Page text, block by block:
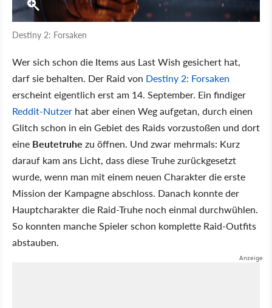
Destiny 2: Forsaken
Wer sich schon die Items aus Last Wish gesichert hat,
darf sie behalten. Der Raid von Destiny 2: Forsaken
erscheint eigentlich erst am 14. September. Ein findiger
Reddit-Nutzer hat aber einen Weg aufgetan, durch einen
Glitch schon in ein Gebiet des Raids vorzustoßen und dort
eine Beutetruhe zu öffnen. Und zwar mehrmals: Kurz
darauf kam ans Licht, dass diese Truhe zurückgesetzt
wurde, wenn man mit einem neuen Charakter die erste
Mission der Kampagne abschloss. Danach konnte der
Hauptcharakter die Raid-Truhe noch einmal durchwühlen.
So konnten manche Spieler schon komplette Raid-Outfits
abstauben.